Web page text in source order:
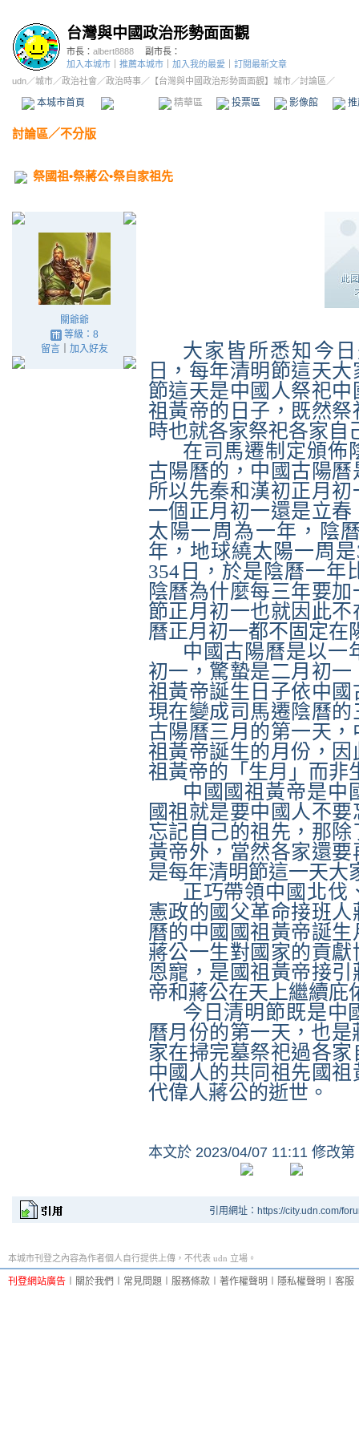
台灣與中國政治形勢面面觀
市長： albert8888
副市長：
加入本城市
推薦本城市 加入我的最愛
訂閱最新文章
udn／城市／政治社會 ／政治時事／ 【台灣與中國政治形勢面面觀】城市／討論區／
本城市首頁 精華區 投票區 影像館
討論區／不分版
祭國祖•祭蔣公•祭自家祖先
關爺爺
等級：8
留言｜ 加入好友
大家皆所悉知今
日，每年清明節這天
節這天是中國人祭祀
祖黃帝的日子，既然
時也就各家祭祀各家自
在司馬遷制定頒佈
古陽曆的，中國古陽
所以先秦和漢初正月
一個正月初一還是立
太陽一周為一年，陰
年，地球繞太陽一周是
354 日，於是陰曆一年
陰曆為什麼每三年要
節正月初一也就因此
曆正月初一都不固定在
中國古陽曆是以一
初一，驚蟄是二月初
祖黃帝誕生日子依中
現在變成司馬遷陰曆的
古陽曆三月的第一天
祖黃帝誕生的月份，
祖黃帝的「生月」而非
中國國祖黃帝是中
國祖就是要中國人不
忘記自己的祖先，那
黃帝外，當然各家還
是每年清明節這一天大
正巧帶領中國北伐
憲政的國父革命接班
曆的中國國祖黃帝誕
蔣公一生對國家的貢
恩寵，是國祖黃帝接
帝和蔣公在天上繼續庇
今日清明節既是中
曆月份的第一天，也是
家在掃完墓祭祀過各
中國人的共同祖先國
代偉人蔣公的逝世。
本文於 2023/04/07 11:11 修改第
引用網址：https://city.udn.com/
本城市刊登之內容為作者個人自行提供上傳，不代表 udn 立場。
刊登網站廣告 關於我們 常見問題 服務條款 著作權聲明 隱私權聲明 客服